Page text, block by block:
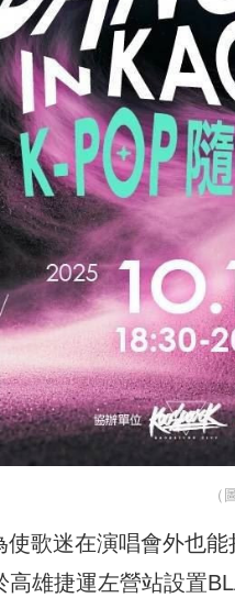
（
使歌迷在演唱會外也
高雄捷運左營站設置